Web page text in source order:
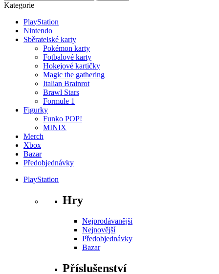
Kategorie
PlayStation
Nintendo
Sběratelské karty
Pokémon karty
Fotbalové karty
Hokejové kartičky
Magic the gathering
Italian Brainrot
Brawl Stars
Formule 1
Figurky
Funko POP!
MINIX
Merch
Xbox
Bazar
Předobjednávky
PlayStation
Hry
Nejprodávanější
Nejnovější
Předobjednávky
Bazar
Příslušenství